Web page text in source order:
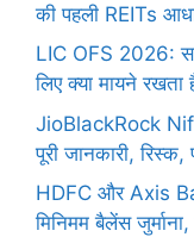
की पहली REITs
LIC OFS 2026:
लिए क्या मायने रखता
JioBlackRock
पूरी जानकारी,
HDFC और Axis
मिनिमम बैलेंस